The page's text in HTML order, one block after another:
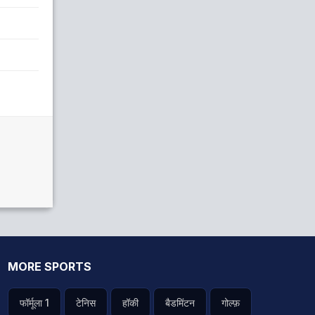
MORE SPORTS
फॉर्मूला 1 टेनिस हॉकी बैडमिंटन गोल्फ़